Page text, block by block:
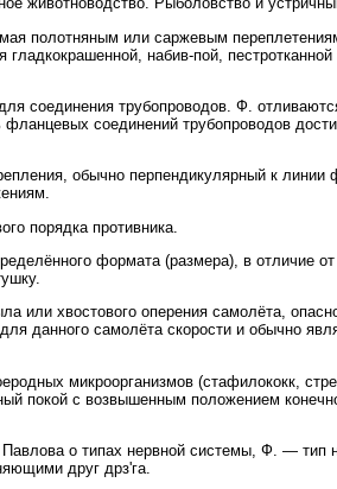
полотняным или саржевым
набив-пой,
соединения трубопроводов. Ф.
соединений трубопроводов
обычно перпендикулярный к линии
порядка противника.
формата (размера), в отличие
хвостового оперения самолёта,
данного самолёта скорости и обычно
микроорганизмов (стафилококк,
покой с возвышенным положением
о типах нервной системы, Ф. — тип
друг дрз'га.